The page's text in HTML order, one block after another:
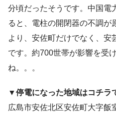
分頃だったそうです。中国電
ると、電柱の開閉器の不調が
より、安佐町だけでなく、安
です。約700世帯が影響を受
ね。。。
▼停電になった地域はコチラ
広島市安佐北区安佐町大字飯